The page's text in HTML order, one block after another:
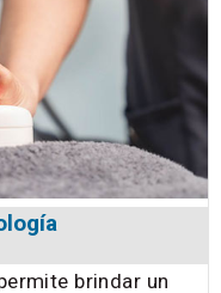
brindar un